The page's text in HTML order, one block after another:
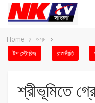
Home অসম
টপ স্টোরিজ রাজনীতি
শ্রীভূমিতে